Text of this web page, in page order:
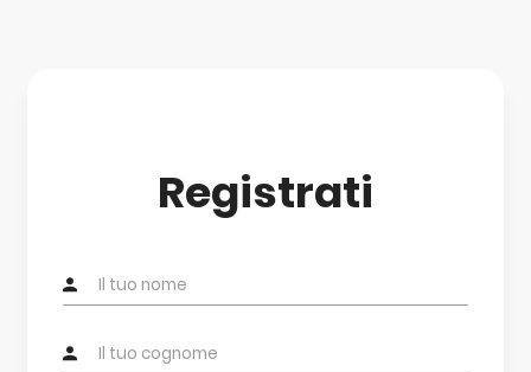
Registrati